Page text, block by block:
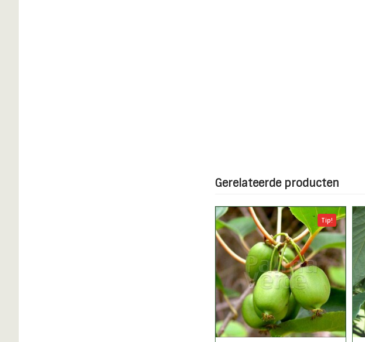
Gerelateerde producten
Tip!